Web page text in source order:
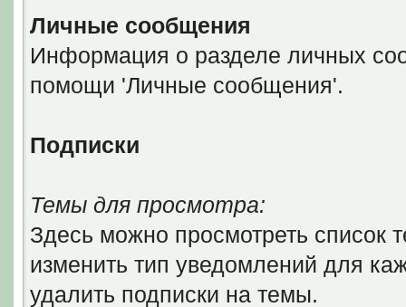
Личные сообщения
Информация о разделе личных
помощи 'Личные сообщения'.
Подписки
Темы для просмотра:
Здесь можно просмотреть список
изменить тип уведомлений для
удалить подписки на темы.